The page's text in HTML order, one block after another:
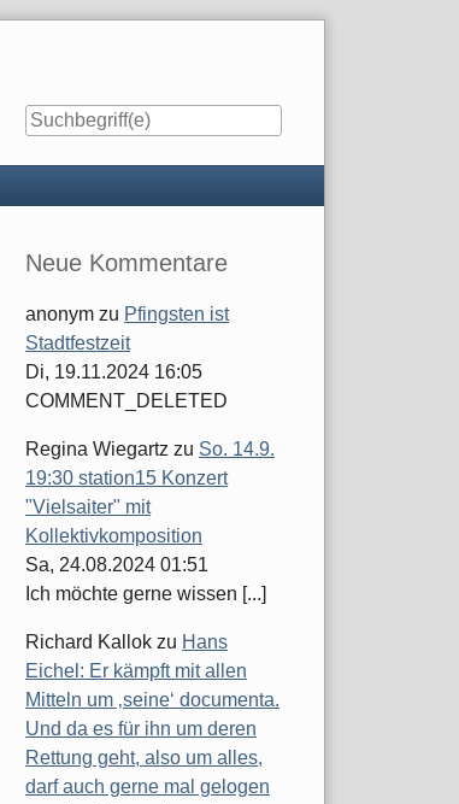
Seitenleiste
Neue Kommentare
anonym zu Pfingsten ist
Stadtfestzeit
Di, 19.11.2024 16:05
COMMENT_DELETED
Regina Wiegartz zu So. 14.9.
19:30 station15 Konzert
"Vielsaiter" mit
Kollektivkomposition
Sa, 24.08.2024 01:51
Ich möchte gerne wissen [...]
Richard Kallok zu Hans
Eichel: Er kämpft mit allen
Mitteln um ‚seine‘ documenta.
Und da es für ihn um deren
Rettung geht, also um alles,
darf auch gerne mal gelogen